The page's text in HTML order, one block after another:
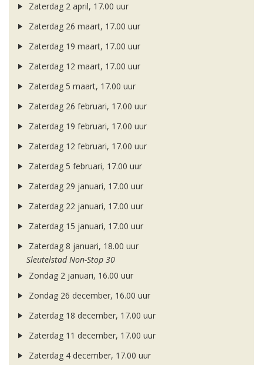
Zaterdag 2 april, 17.00 uur
Zaterdag 26 maart, 17.00 uur
Zaterdag 19 maart, 17.00 uur
Zaterdag 12 maart, 17.00 uur
Zaterdag 5 maart, 17.00 uur
Zaterdag 26 februari, 17.00 uur
Zaterdag 19 februari, 17.00 uur
Zaterdag 12 februari, 17.00 uur
Zaterdag 5 februari, 17.00 uur
Zaterdag 29 januari, 17.00 uur
Zaterdag 22 januari, 17.00 uur
Zaterdag 15 januari, 17.00 uur
Zaterdag 8 januari, 18.00 uur
Sleutelstad Non-Stop 30
Zondag 2 januari, 16.00 uur
Zondag 26 december, 16.00 uur
Zaterdag 18 december, 17.00 uur
Zaterdag 11 december, 17.00 uur
Zaterdag 4 december, 17.00 uur